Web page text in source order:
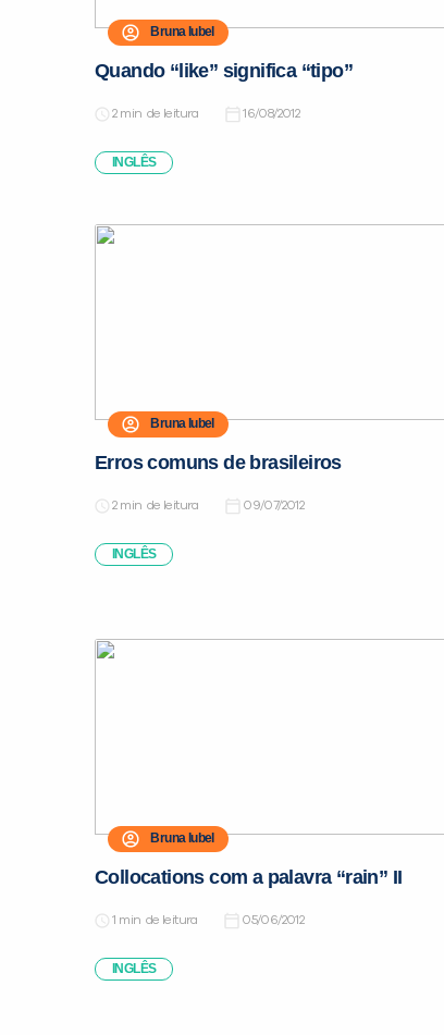
Bruna Iubel
Quando “like” significa “tipo”
de leitura 16/08/2012
INGLÊS
Bruna Iubel
Erros comuns de brasileiros
de leitura 09/07/2012
INGLÊS
Bruna Iubel
Collocations com a palavra “rain” II
de leitura 05/06/2012
INGLÊS